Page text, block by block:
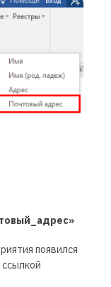
появился